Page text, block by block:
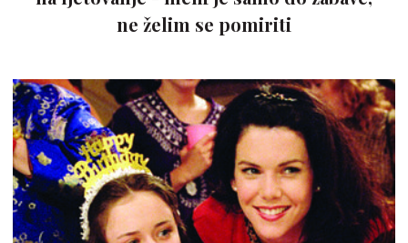
ne želim se pomiriti